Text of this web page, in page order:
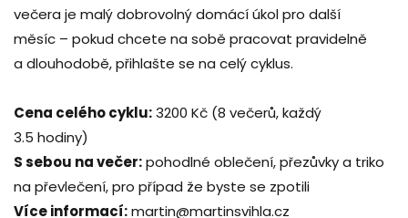
večera je malý dobrovolný domácí úkol pro další
měsíc – pokud chcete na sobě pracovat pravidelně
a dlouhodobě, přihlašte se na celý cyklus.
Cena celého cyklu:3200 Kč (8 večerů, každý
3.5 hodiny)
S sebou na večer:pohodlné oblečení, přezůvky a triko
na převlečení, pro případ že byste se zpotili
Více informací:martin@martinsvihla.cz